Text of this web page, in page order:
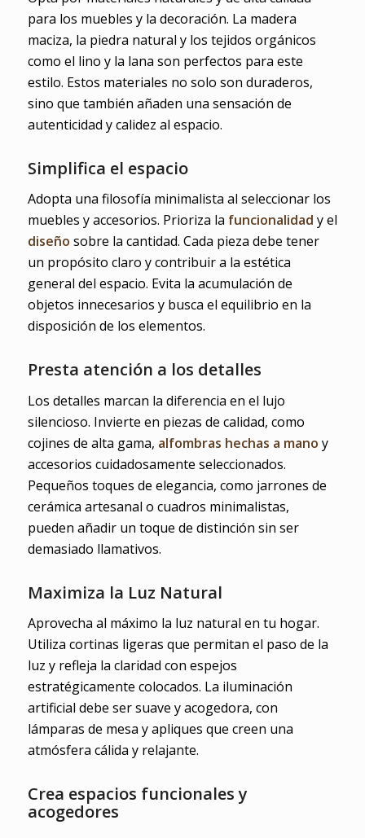
para los muebles y la decoración. La madera
maciza, la piedra natural y los tejidos orgánicos
como el lino y la lana son perfectos para este
estilo. Estos materiales no solo son duraderos,
sino que también añaden una sensación de
autenticidad y calidez al espacio.
Simplifica el espacio
Adopta una filosofía minimalista al seleccionar los
muebles y accesorios. Prioriza la funcionalidad y el
diseño sobre la cantidad. Cada pieza debe tener
un propósito claro y contribuir a la estética
general del espacio. Evita la acumulación de
objetos innecesarios y busca el equilibrio en la
disposición de los elementos.
Presta atención a los detalles
Los detalles marcan la diferencia en el lujo
silencioso. Invierte en piezas de calidad, como
cojines de alta gama, alfombras hechas a mano y
accesorios cuidadosamente seleccionados.
Pequeños toques de elegancia, como jarrones de
cerámica artesanal o cuadros minimalistas,
pueden añadir un toque de distinción sin ser
demasiado llamativos.
Maximiza la Luz Natural
Aprovecha al máximo la luz natural en tu hogar.
Utiliza cortinas ligeras que permitan el paso de la
luz y refleja la claridad con espejos
estratégicamente colocados. La iluminación
artificial debe ser suave y acogedora, con
lámparas de mesa y apliques que creen una
atmósfera cálida y relajante.
Crea espacios funcionales y
acogedores